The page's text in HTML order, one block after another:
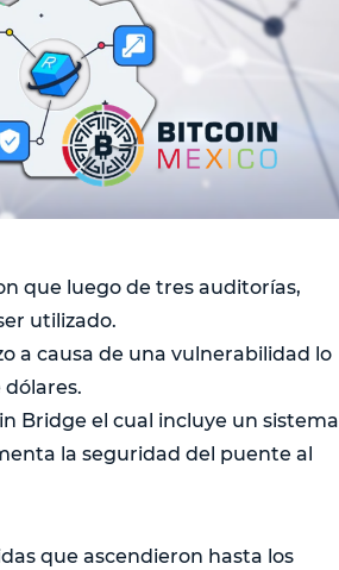
que luego de tres auditorías,
utilizado.
a causa de una vulnerabilidad lo
Bridge el cual incluye un sistema
la seguridad del puente al
que ascendieron hasta los